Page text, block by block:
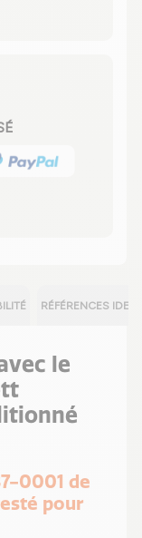
RÉFÉRENCES
le
0001 de
pour